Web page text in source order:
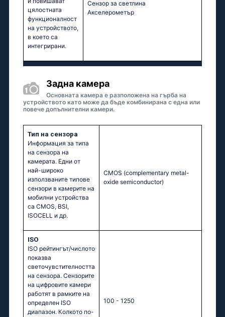
цялостната
функционалност
на устройството,
в което са
интегрирани.
Сензор за светлина
Акселерометър
Задна камера
Основната камера е разположена на гърба на
устройството като може да бъде комбинирана с една или
повече допълнителни камери.
Тип на сензора
Информация за типа
на сензорa на
камерата. Едни от
най-широко
използваните типове
сензори в камерите на
мобилни устройства
са CMOS, BSI,
ISOCELL и др.
CMOS (complementary metal-
oxide semiconductor)
ISO
ISO рейтингът/числото
показва
светочувстителността
на сензора. Сензорите
на цифровите камери
работят в рамките на
определен ISO
диапазон. Колкото по-
100 - 1250